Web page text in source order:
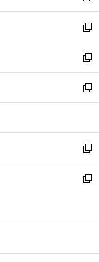
開
く
ウ
で
開
く
ウ
ィ
ン
ド
ウ
で
開
し
い
ウ
ィ
ン
ド
ウ
開
く
新
し
い
ウ
ィ
ン
ウ
で
開
く
新
し
い
ウ
ン
ド
ウ
で
新
し
ウ
ィ
ン
ド
開
新
し
い
ン
ウ
新
ウ
ン